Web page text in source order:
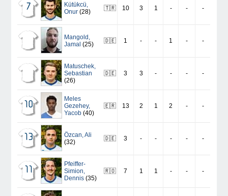
7 Kütükcü,
Onur (28) 🇹🇷 10 3 1 - - -
Mangold ,
Jamal (25) 🇩🇪 1 - - 1 - -
Matuschek,
Sebastian
(26)
🇩🇪 3 3 - - - -
10
Meles
Gezehey,
Yacob (40)
🇪🇷 13 2 1 2 - -
13 Özcan,Ali
(32)
🇩🇪 3 - - - - -
11
Pfeiffer-
Simion,
Dennis (35)
🇷🇴 7 1 1 - - -